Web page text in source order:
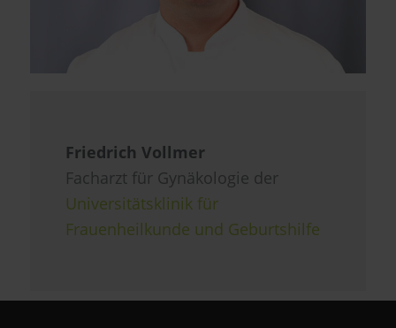
Friedrich Vollmer
Facharzt für Gynäkologie der
Universitätsklinik für
Frauenheilkunde und Geburtshilfe